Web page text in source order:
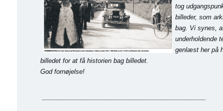
tog
billeder, som
bag. Vi synes,
underholdende
genlæst her på
billedet for at få historien bag billedet.
God fornøjelse!